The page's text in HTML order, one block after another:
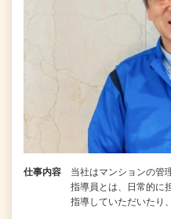
仕事内容
当社はマンションの管
指導員とは、日常的に
指導していただいたり